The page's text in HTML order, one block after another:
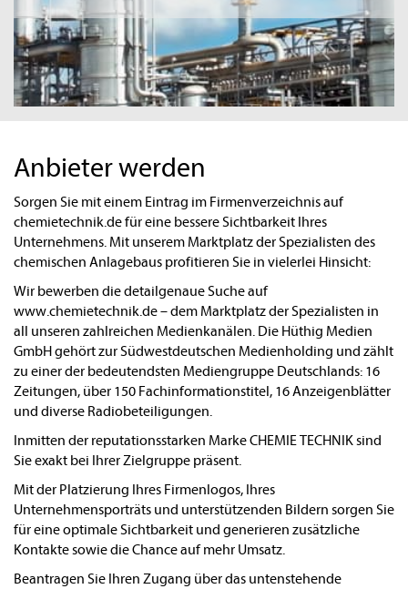
Anbieter werden
Sorgen Sie mit einem Eintrag im Firmenverzeichnis auf
chemietechnik.de für eine bessere Sichtbarkeit Ihres
Unternehmens. Mit unserem Marktplatz der Spezialisten des
chemischen Anlagebaus profitieren Sie in vielerlei Hinsicht:
Wir bewerben die detailgenaue Suche auf
www.chemietechnik.de – dem Marktplatz der Spezialisten in
all unseren zahlreichen Medienkanälen. Die Hüthig Medien
GmbH gehört zur Südwestdeutschen Medienholding und zählt
zu einer der bedeutendsten Mediengruppe Deutschlands: 16
Zeitungen, über 150 Fachinformationstitel, 16 Anzeigenblätter
und diverse Radiobeteiligungen.
Inmitten der reputationsstarken Marke CHEMIE TECHNIK sind
Sie exakt bei Ihrer Zielgruppe präsent.
Mit der Platzierung Ihres Firmenlogos, Ihres
Unternehmensporträts und unterstützenden Bildern sorgen Sie
für eine optimale Sichtbarkeit und generieren zusätzliche
Kontakte sowie die Chance auf mehr Umsatz.
Beantragen Sie Ihren Zugang über das untenstehende